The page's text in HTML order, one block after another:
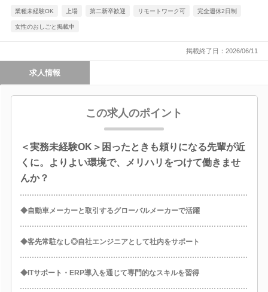
業種未経験OK 上場 第二新卒歓迎 リモートワーク可 完全週休2日制
女性のおしごと掲載中
掲載終了日：2026/06/11
求人情報
この求人のポイント
＜実務未経験OK＞困ったときも頼りになる先輩が近
くに。よりよい環境で、メリハリをつけて働きませ
んか？
◆自動車メーカーと取引するグローバルメーカーで活躍
◆客先常駐なし◎自社エンジニアとして社内をサポート
◆ITサポート・ERP導入を通じて専門的なスキルを習得